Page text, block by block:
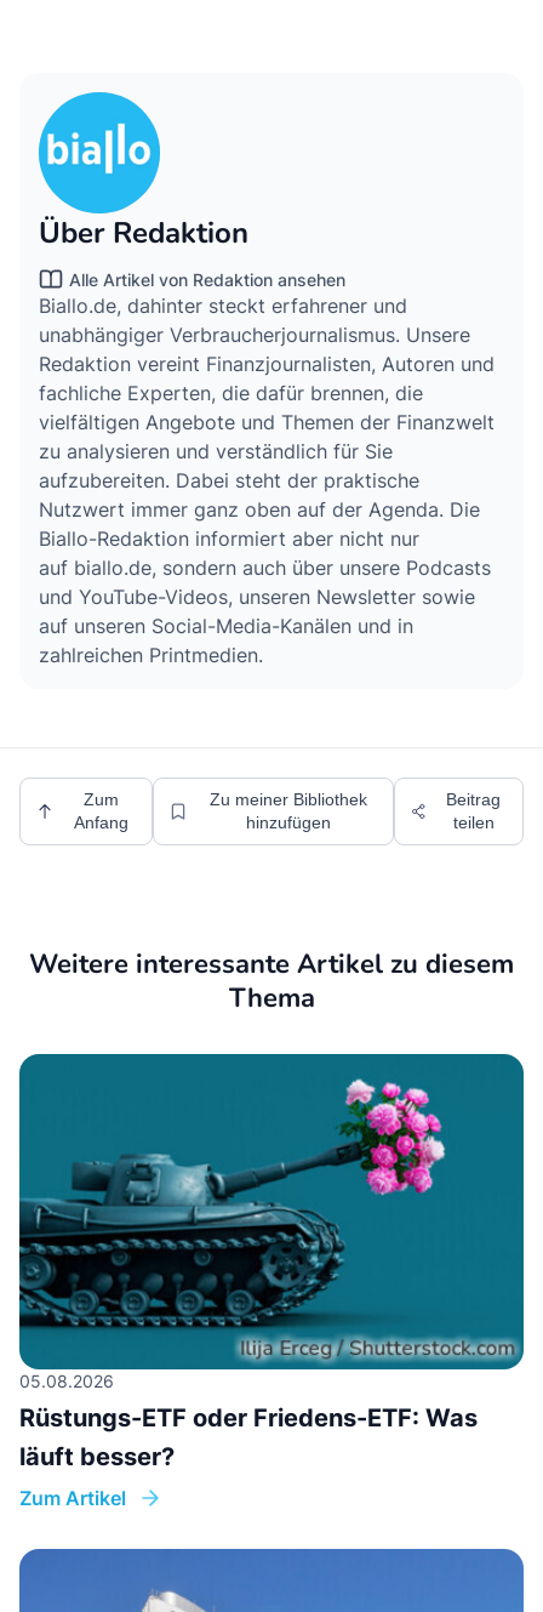
Über Redaktion
Alle Artikel von Redaktion ansehen
Biallo.de, dahinter steckt erfahrener und
unabhängiger Verbraucherjournalismus. Unsere
Redaktion vereint Finanzjournalisten, Autoren und
fachliche Experten, die dafür brennen, die
vielfältigen Angebote und Themen der Finanzwelt
zu analysieren und verständlich für Sie
aufzubereiten. Dabei steht der praktische
Nutzwert immer ganz oben auf der Agenda. Die
Biallo-Redaktion informiert aber nicht nur
auf biallo.de, sondern auch über unsere Podcasts
und YouTube-Videos, unseren Newsletter sowie
auf unseren Social-Media-Kanälen und in
zahlreichen Printmedien.
Zum
Anfang
Zu meiner Bibliothek
hinzufügen
Beitrag
teilen
Weitere interessante Artikel zu diesem
Thema
05.08.2026
Rüstungs-ETF oder Friedens-ETF: Was
läuft besser?
Zum Artikel